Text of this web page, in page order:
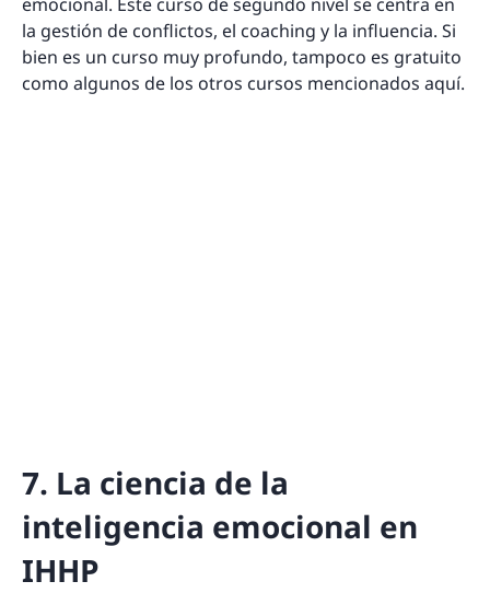
la gestión de conflictos, el coaching y la influencia. Si
bien es un curso muy profundo, tampoco es gratuito
como algunos de los otros cursos mencionados aquí.
7. La ciencia de la
inteligencia emocional en
IHHP